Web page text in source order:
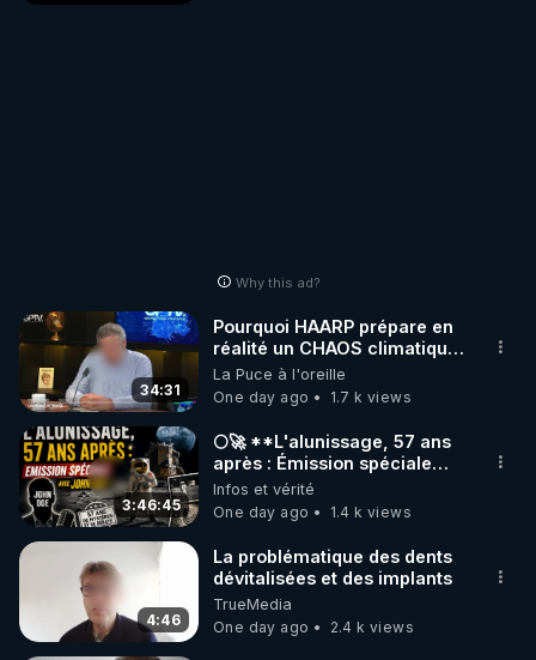
Why this ad?
34:31
Pourquoi HAARP prépare en
réalité un CHAOS climatique,
on répond
La Puce à l'oreille
One day ago
1.7 k views
3:46:45
🌕🚀 **L'alunissage, 57 ans
après : Émission spéciale
avec John Doe !** 👨 🚀✨
Infos et vérité
One day ago
1.4 k views
4:46
La problématique des dents
dévitalisées et des implants
TrueMedia
One day ago
2.4 k views